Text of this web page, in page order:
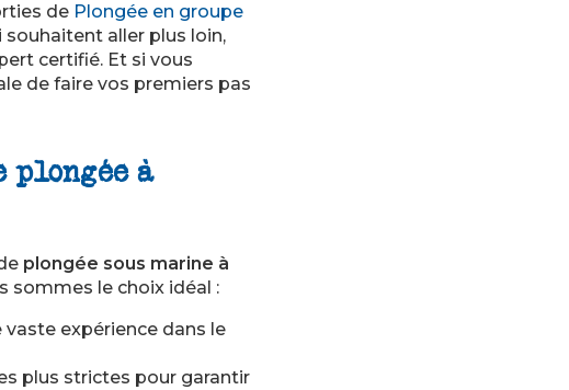
de Plongée en groupe
aller plus loin,
certifié. Et si vous
de faire vos premiers pas
plongée à
plongée sous marine à
sommes le choix idéal :
expérience dans le
plus strictes pour garantir